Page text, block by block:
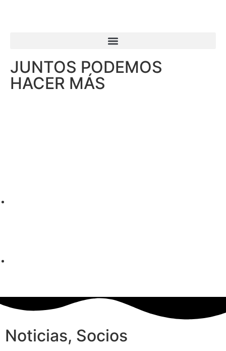
JUNTOS PODEMOS
HACER MÁS
Noticias, Socios